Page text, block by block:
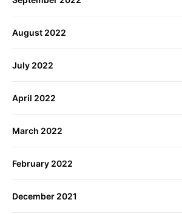
August 2022
July 2022
April 2022
March 2022
February 2022
December 2021